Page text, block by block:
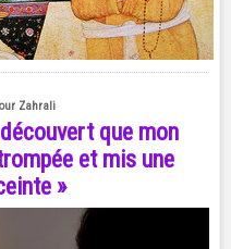
Zahrali
découvert que mon
et mis une
»